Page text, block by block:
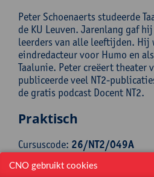
Peter Schoenaerts studeerde
de KU Leuven. Jarenlang gaf hij
leerders van alle leeftijden. Hij
eindredacteur voor Humo en
Taalunie. Peter creëert theater
publiceerde veel NT2-
de gratis podcast Docent NT2.
Praktisch
Cursuscode: 26/NT2/049A
Cursusmateriaal inbegrepen
CNO gebruikt cookies